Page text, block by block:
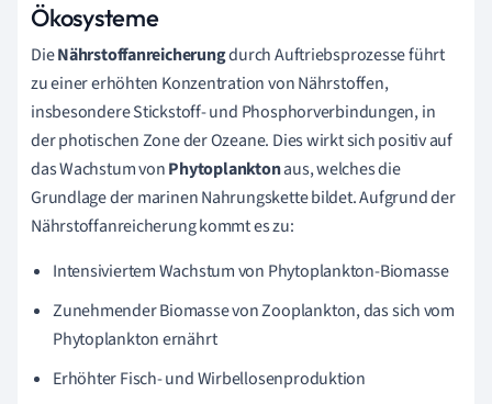
Ökosysteme
DieNährstoffanreicherungdurch Auftriebsprozesse führt
zu einer erhöhten Konzentration von Nährstoffen,
insbesondere Stickstoff- und Phosphorverbindungen, in
der photischen Zone der Ozeane. Dies wirkt sich positiv auf
das Wachstum vonPhytoplanktonaus, welches die
Grundlage der marinen Nahrungskette bildet. Aufgrund der
Nährstoffanreicherung kommt es zu:
Intensiviertem Wachstum von Phytoplankton-Biomasse
Zunehmender Biomasse von Zooplankton, das sich vom
Phytoplankton ernährt
Erhöhter Fisch- und Wirbellosenproduktion